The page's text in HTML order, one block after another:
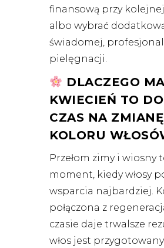
finansową przy
albo wybrać
świadomej,
pielęgnacji.
DLACZEGO
KWIECIEŃ TO
CZAS NA ZMIANĘ
KOLORU
Przełom zimy i wiosny
moment, kiedy włosy
wsparcia najbardziej.
połączona z
czasie daje trwalsze
włos jest